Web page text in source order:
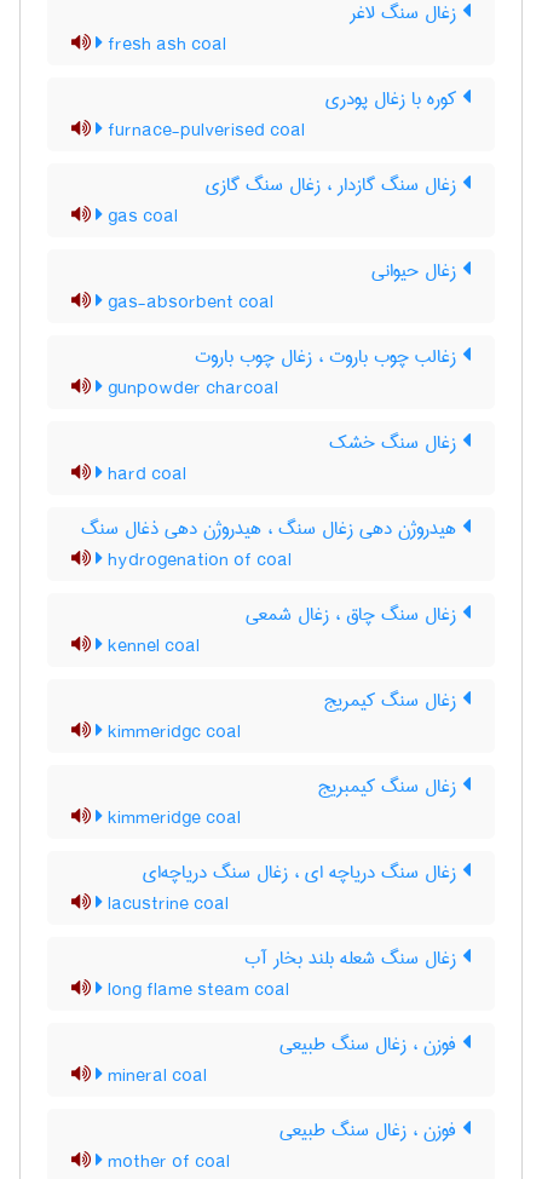
زغال سنگ لاغر
fresh ash coal
کوره با زغال پودری
furnace-pulverised coal
زغال سنگ گازدار ، زغال سنگ گازی
gas coal
زغال حیوانی
gas-absorbent coal
زغالب چوب باروت ، زغال چوب باروت
gunpowder charcoal
زغال سنگ خشک
hard coal
هیدروژن دهی زغال سنگ ، هیدروژن دهی ذغال سنگ
hydrogenation of coal
زغال سنگ چاق ، زغال شمعی
kennel coal
زغال سنگ کیمریج
kimmeridgc coal
زغال سنگ کیمبریج
kimmeridge coal
زغال سنگ دریاچه ای ، زغال سنگ دریاچه‌ای
lacustrine coal
زغال سنگ شعله بلند بخار آب
long flame steam coal
فوزن ، زغال سنگ طبیعی
mineral coal
فوزن ، زغال سنگ طبیعی
mother of coal